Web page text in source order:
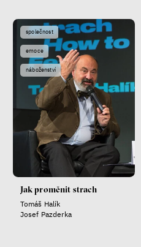
společnost
emoce
náboženství
Jak proměnit strach
Tomáš Halík
Josef Pazderka